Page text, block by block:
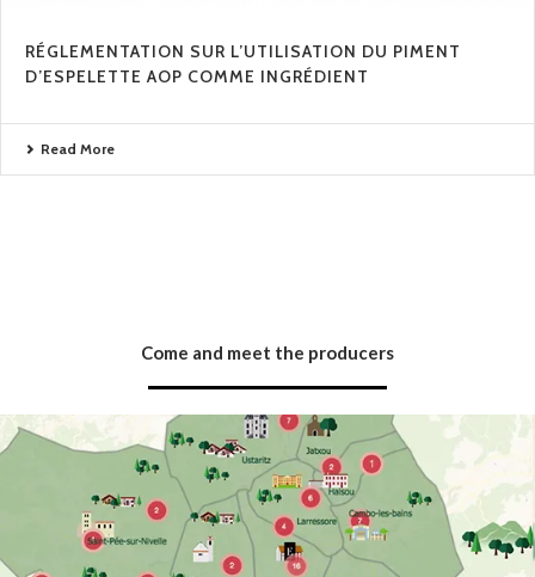
RÉGLEMENTATION SUR L’UTILISATION DU PIMENT
D’ESPELETTE AOP COMME INGRÉDIENT
Read More
Come and meet the producers